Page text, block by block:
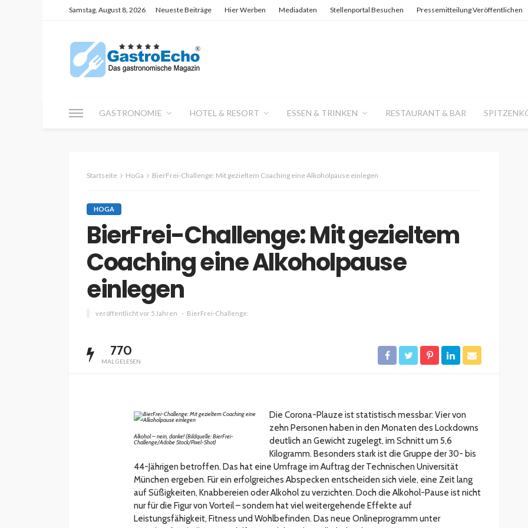
Samstag, August 8, 2026 Neueste Beiträge Hier Werben Mediadaten Stellenportal Besuchen Pressemitteilung Veröffentlichen
GASTRONOMIE HOTEL & RESORT ESSEN & TRINKEN RESTAURANT & BAR
Startseite HoGa BierFrei-Challenge: Mit gezieltem Coaching eine Alkoholpause einlegen
HOGA
BierFrei-Challenge: Mit gezieltem
Coaching eine Alkoholpause
einlegen
veröffentlicht vor 5 Jahren BierFrei-Challenge:
770
MAL GELESEN
Alkohol – nein, danke! (Bildquelle: BierFrei-
Challenge/Adobe Stock/Pixel-Shot)
Die Corona-Plauze ist statistisch messbar: Vier von
zehn Personen haben in den Monaten des Lockdowns
deutlich an Gewicht zugelegt, im Schnitt um 5,6
Kilogramm. Besonders stark ist die Gruppe der 30- bis
44-Jährigen betroffen. Das hat eine Umfrage im Auftrag der Technischen Universität
München ergeben. Für ein erfolgreiches Abspecken entscheiden sich viele, eine Zeit lang
auf Süßigkeiten, Knabbereien oder Alkohol zu verzichten. Doch die Alkohol-Pause ist nicht
nur für die Figur von Vorteil – sondern hat viel weitergehende Effekte auf
Leistungsfähigkeit, Fitness und Wohlbefinden. Das neue Onlineprogramm unter
veröffentlicht vor 5 Jahren 14.7k
RESTAURANTS & BARS
SPITZENKÖCHE
Geheimnisse der
veröffentlicht vor 2 Jahren